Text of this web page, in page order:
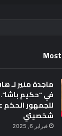
ماجدة منير لـ
في “حكيم
للجمهور الحكم
شخصيتي
فبراير 6, 2025